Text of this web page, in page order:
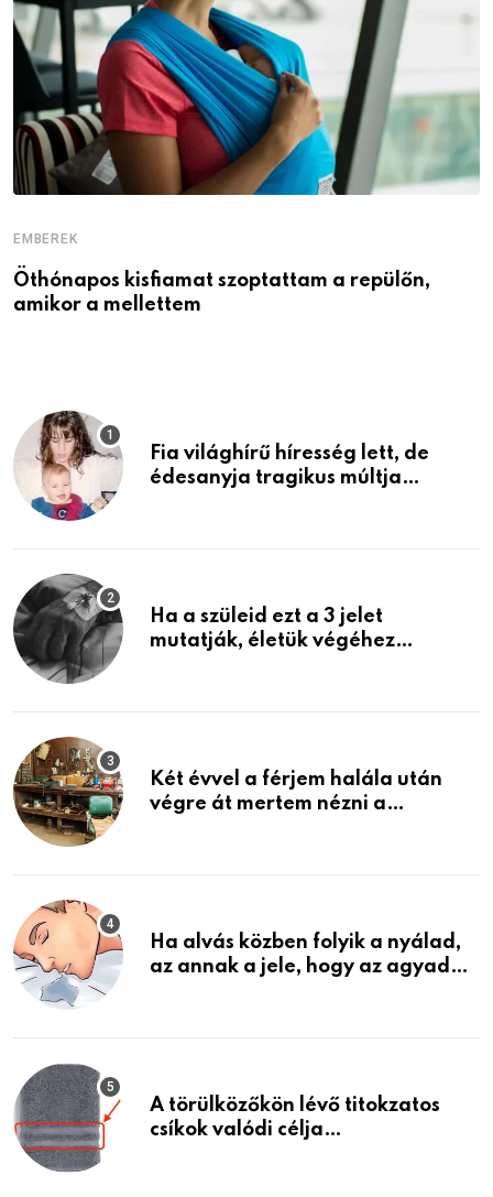
EMBEREK
Öthónapos kisfiamat szoptattam a repülőn,
amikor a mellettem
Fia világhírű híresség lett, de
édesanyja tragikus múltja
Ha a szüleid ezt a 3 jelet
mutatják, életük végéhez
Két évvel a férjem halála után
végre át mertem nézni a
életemet
Ha alvás közben folyik a nyálad,
az annak a jele, hogy az agyad…
A törülközőkön lévő titokzatos
csíkok valódi célja…